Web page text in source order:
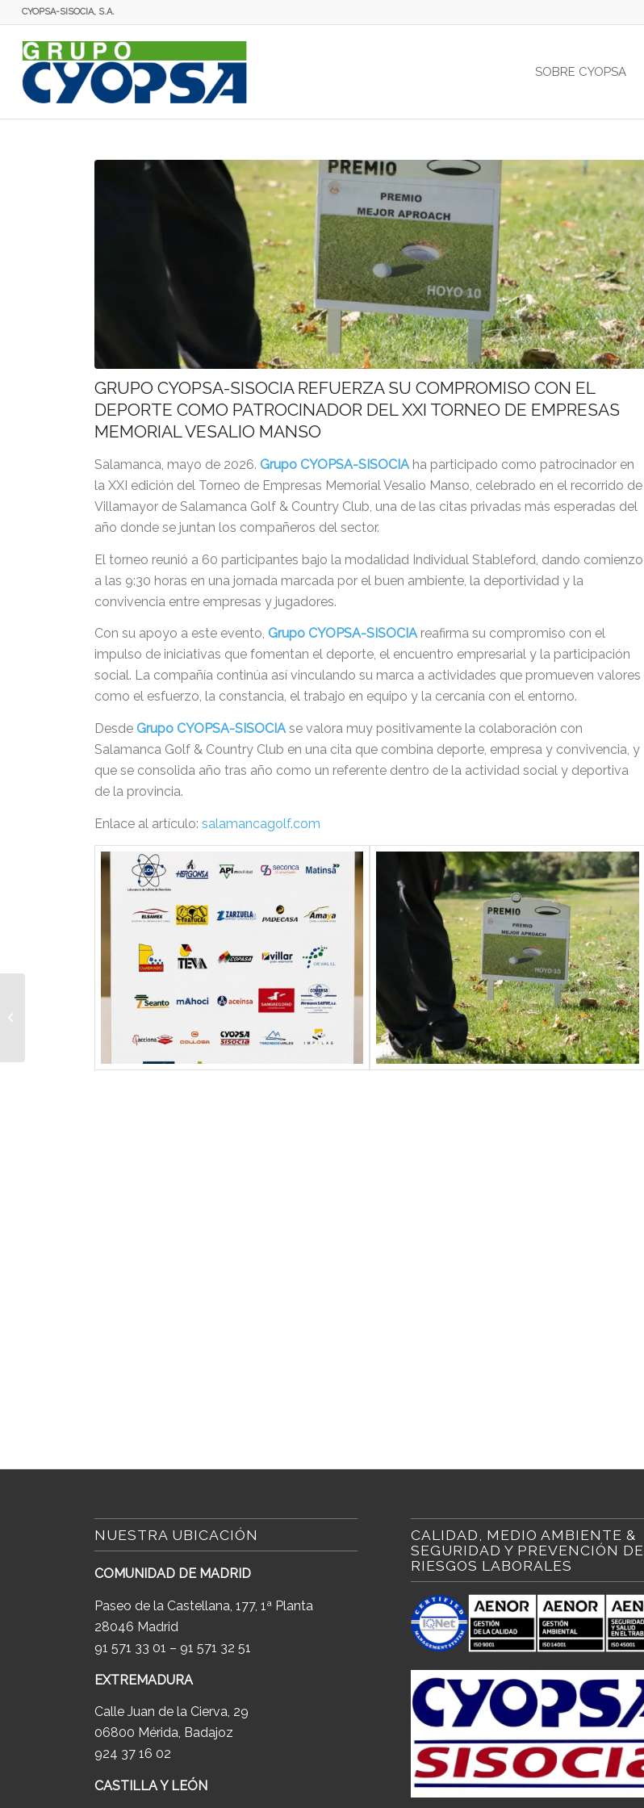
CYOPSA-SISOCIA, S.A.
SOBRE CYOPSA
GRUPO CYOPSA-SISOCIA REFUERZA SU COMPROMISO CON EL
DEPORTE COMO PATROCINADOR DEL XXI TORNEO DE EMPRESAS
MEMORIAL VESALIO MANSO
Salamanca, mayo de 2026. Grupo CYOPSA-SISOCIAha participado como patrocinador en
la XXI edición del Torneo de Empresas Memorial Vesalio Manso, celebrado en el recorrido de
Villamayor de Salamanca Golf & Country Club, una de las citas privadas más esperadas del
año donde se juntan los compañeros del sector.
El torneo reunió a 60 participantes bajo la modalidad Individual Stableford, dando comienzo
a las 9:30 horas en una jornada marcada por el buen ambiente, la deportividad y la
convivencia entre empresas y jugadores.
Con su apoyo a este evento, Grupo CYOPSA-SISOCIAreafirma su compromiso con el
impulso de iniciativas que fomentan el deporte, el encuentro empresarial y la participación
social. La compañía continúa así vinculando su marca a actividades que promueven valores
como el esfuerzo, la constancia, el trabajo en equipo y la cercanía con el entorno.
Desde Grupo CYOPSA-SISOCIAse valora muy positivamente la colaboración con
Salamanca Golf & Country Club en una cita que combina deporte, empresa y convivencia, y
que se consolida año tras año como un referente dentro de la actividad social y deportiva
de la provincia.
Enlace al artículo:salamancagolf.com
NUESTRA UBICACIÓN
COMUNIDAD DE MADRID
Paseo de la Castellana, 177, 1ª Planta
28046 Madrid
91 571 33 01 – 91 571 32 51
EXTREMADURA
Calle Juan de la Cierva, 29
06800 Mérida, Badajoz
924 37 16 02
CASTILLA Y LEÓN
CALIDAD, MEDIO AMBIENTE &
SEGURIDAD Y PREVENCIÓN DE
RIESGOS LABORALES